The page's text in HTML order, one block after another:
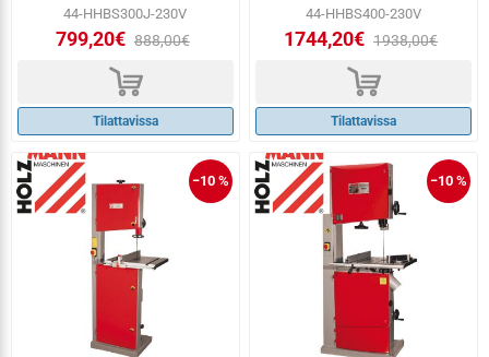
44-HHBS300J-230V
799,20€ 888,00€
d
Tilattavissa
44-HHBS400-230V
1744,20€ 1938,00€
d
Tilattavissa
−10 % −10 %